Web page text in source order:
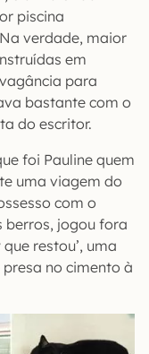
piscina
verdade, maior
em
para
bastante com o
do escritor.
foi Pauline quem
uma viagem do
com o
berros, jogou fora
restou’, uma
no cimento à